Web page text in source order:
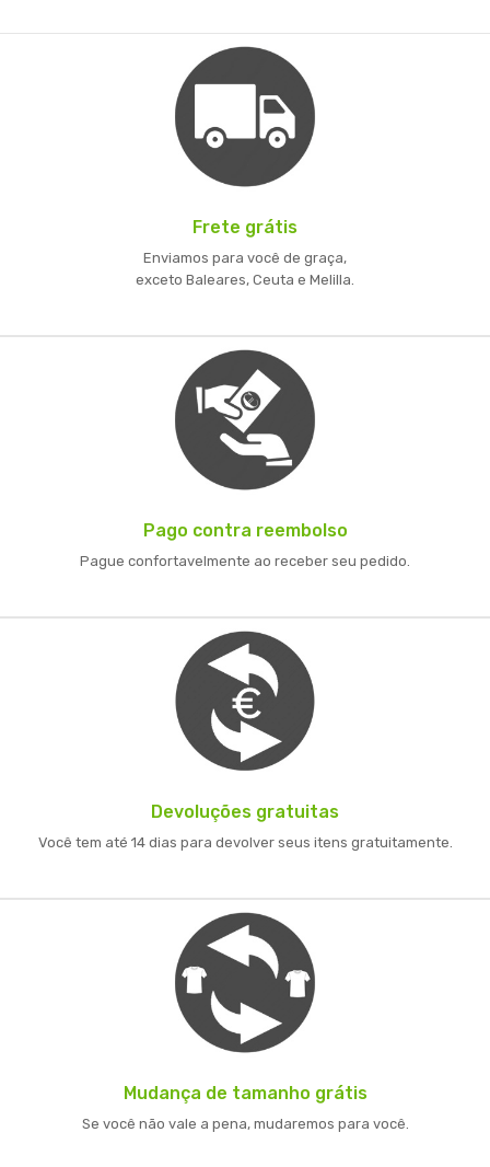
Frete grátis
Enviamos para você de graça,
exceto Baleares, Ceuta e Melilla.
Pago contra reembolso
Pague confortavelmente ao receber seu pedido.
Devoluções gratuitas
Você tem até 14 dias para devolver seus itens gratuitamente.
Mudança de tamanho grátis
Se você não vale a pena, mudaremos para você.